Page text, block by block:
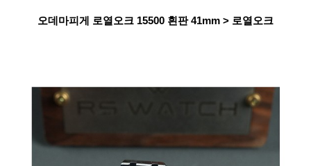
오데마피게 로열오크 15500 흰판 41mm > 로열오크